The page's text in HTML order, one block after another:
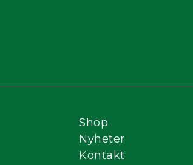
Shop
Nyheter
Kontakt